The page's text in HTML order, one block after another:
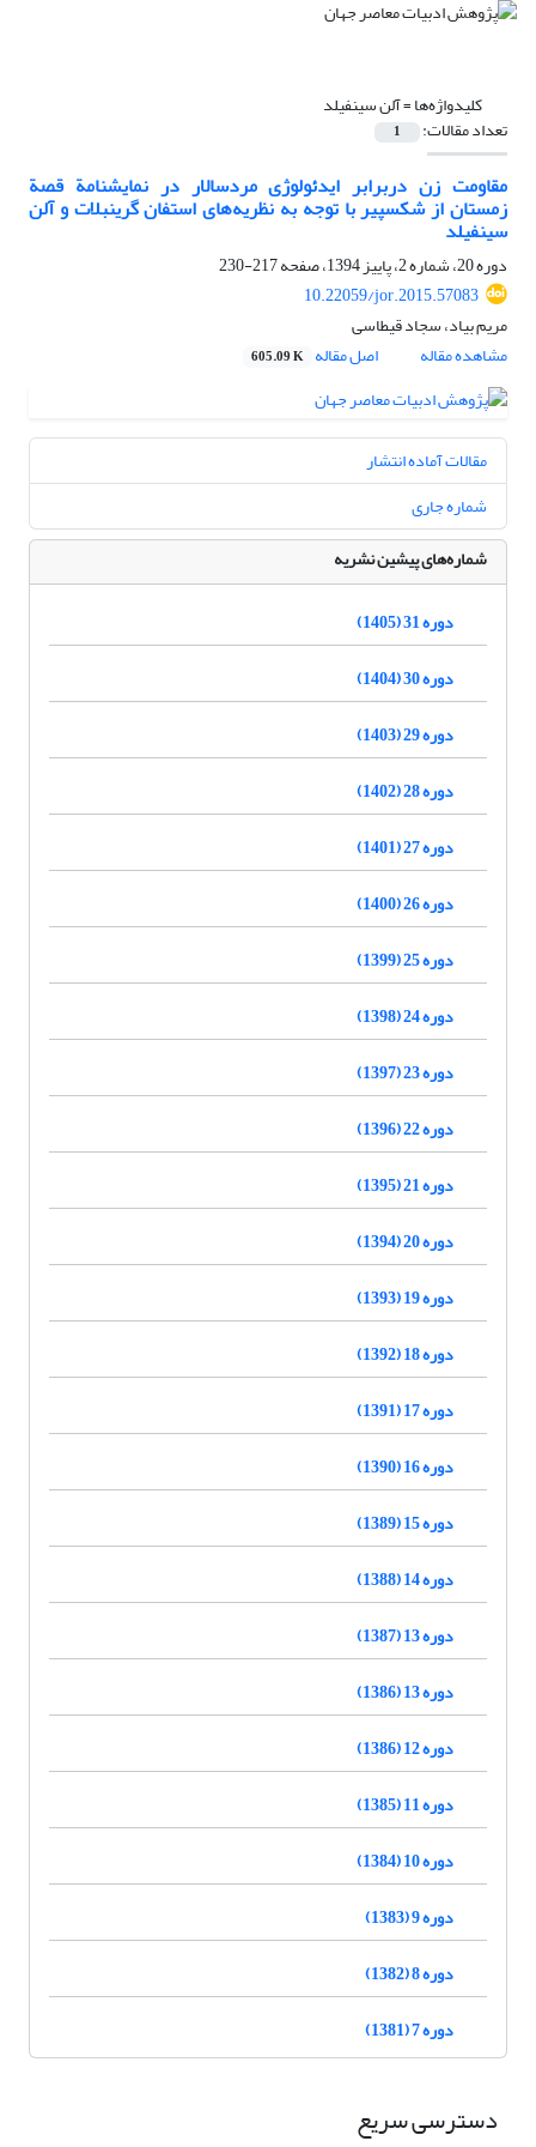
کلیدواژه‌ها =آلن سینفیلد
تعداد مقالات: 1
مقاومت زن دربرابر ایدئولوژی مردسالار در نمایشنامة قصة
زمستان از شکسپیر با توجه به نظریه‌های استفان گرینبلات و آلن
سینفیلد
دوره 20، شماره 2، پاییز 1394، صفحه
217-230
10.22059/jor.2015.57083
مریم بیاد، سجاد قیطاسی
مشاهده مقاله
اصل مقاله 605.09 K
مقالات آماده انتشار
شماره جاری
شماره‌های پیشین نشریه
دوره 31 (1405)
دوره 30 (1404)
دوره 29 (1403)
دوره 28 (1402)
دوره 27 (1401)
دوره 26 (1400)
دوره 25 (1399)
دوره 24 (1398)
دوره 23 (1397)
دوره 22 (1396)
دوره 21 (1395)
دوره 20 (1394)
دوره 19 (1393)
دوره 18 (1392)
دوره 17 (1391)
دوره 16 (1390)
دوره 15 (1389)
دوره 14 (1388)
دوره 13 (1387)
دوره 13 (1386)
دوره 12 (1386)
دوره 11 (1385)
دوره 10 (1384)
دوره 9 (1383)
دوره 8 (1382)
دوره 7 (1381)
دسترسی سریع